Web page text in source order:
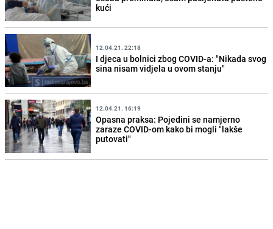
kući
12.04.21. 22:18
I djeca u bolnici zbog COVID-a: "Nikada svog
sina nisam vidjela u ovom stanju"
12.04.21. 16:19
Opasna praksa: Pojedini se namjerno
zaraze COVID-om kako bi mogli "lakše
putovati"